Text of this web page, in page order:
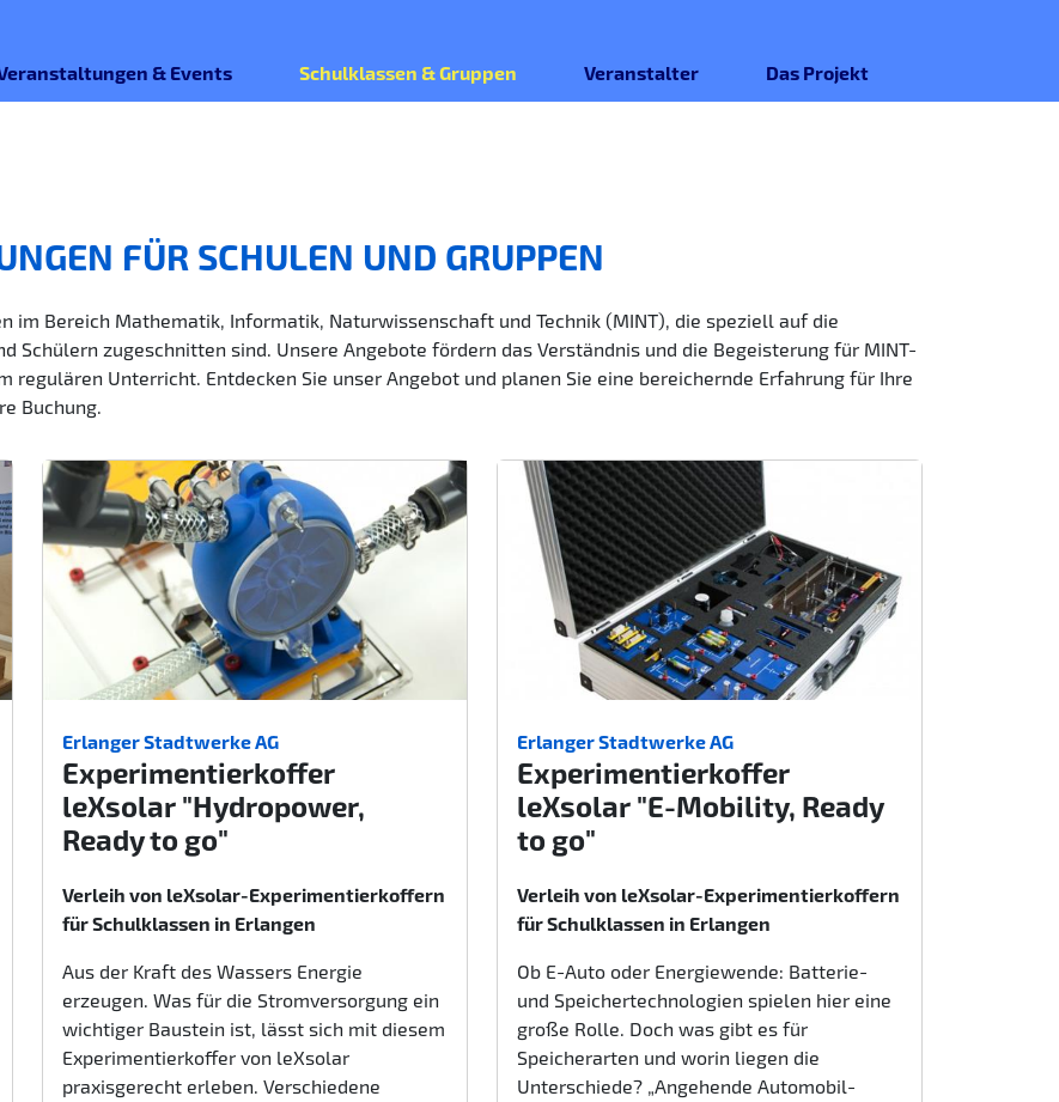
& Events Schulklassen & Gruppen Veranstalter Das Projekt
FÜR SCHULEN UND GRUPPEN
im Bereich Mathematik, Informatik, Naturwissenschaft und Technik (MINT), die speziell auf die
Schülern zugeschnitten sind. Unsere Angebote fördern das Verständnis und die Begeisterung für MINT-
regulären Unterricht. Entdecken Sie unser Angebot und planen Sie eine bereichernde Erfahrung für Ihre
Buchung.
Erlanger Stadtwerke AG
Experimentierkoffer
leXsolar "Hydropower,
Ready to go"
Verleih von leXsolar-Experimentierkoffern
für Schulklassen in Erlangen
Aus der Kraft des Wassers Energie
erzeugen. Was für die Stromversorgung ein
wichtiger Baustein ist, lässt sich mit diesem
Experimentierkoffer von leXsolar
praxisgerecht erleben. Verschiedene
Erlanger Stadtwerke AG
Experimentierkoffer
leXsolar "E-Mobility, Ready
to go"
Verleih von leXsolar-Experimentierkoffern
für Schulklassen in Erlangen
Ob E-Auto oder Energiewende: Batterie-
und Speichertechnologien spielen hier eine
große Rolle. Doch was gibt es für
Speicherarten und worin liegen die
Unterschiede? „Angehende Automobil-